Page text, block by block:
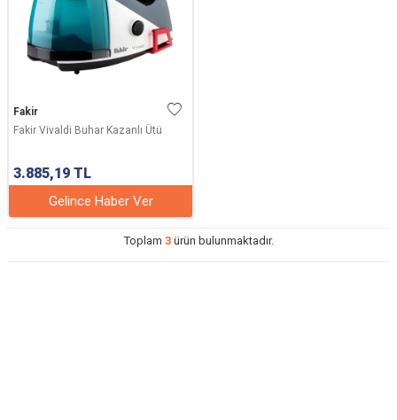
Fakir
Fakir Vivaldi Buhar Kazanlı Ütü
3.885,19 TL
Gelince Haber Ver
Toplam 3ürün bulunmaktadır.